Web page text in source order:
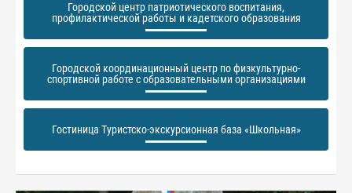
Городской центр патриотического воспитания,
профилактической работы и кадетского образования
Городской координационный центр по физкультурно-
спортивной работе с образовательными организациями
Гостиница Туристско-экскурсионная база «Школьная»